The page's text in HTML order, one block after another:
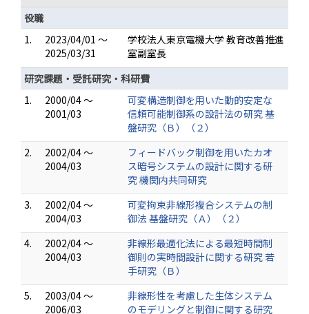
役職
1.
2023/04/01 ～
2025/03/31
学校法人東京電機大学 教育改善推進
室副室長
研究課題・受託研究・科研費
1.
2000/04 ～
2001/03
可変構造制御を用いた動的安定な
信頼可能制御系の設計法の研究 基
盤研究（Ｂ）（２）
2.
2002/04 ～
2004/03
フィードバック制御を用いたカオ
ス暗号システムの設計に関する研
究 機関内共同研究
3.
2002/04 ～
2004/03
可変拘束非線形複合システムの制
御法 基盤研究（Ａ）（２）
4.
2002/04 ～
2004/03
非線形最適化法による最短時間制
御則の実時間設計に関する研究 若
手研究（Ｂ）
5.
2003/04 ～
2006/03
非線形性を考慮した生体システム
のモデリングと制御に関する研究